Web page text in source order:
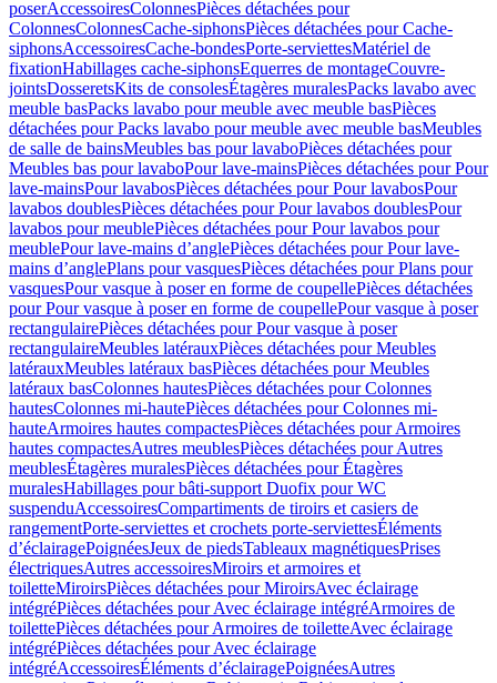
poserAccessoiresColonnesPièces détachées pour
ColonnesColonnesCache-siphonsPièces détachées pour Cache-
siphonsAccessoiresCache-bondesPorte-serviettesMatériel de
fixationHabillages cache-siphonsEquerres de montageCouvre-
jointsDosseretsKits de consolesÉtagères muralesPacks lavabo avec
meuble basPacks lavabo pour meuble avec meuble basPièces
détachées pour Packs lavabo pour meuble avec meuble basMeubles
de salle de bainsMeubles bas pour lavaboPièces détachées pour
Meubles bas pour lavaboPour lave-mainsPièces détachées pour Pour
lave-mainsPour lavabosPièces détachées pour Pour lavabosPour
lavabos doublesPièces détachées pour Pour lavabos doublesPour
lavabos pour meublePièces détachées pour Pour lavabos pour
meublePour lave-mains d’anglePièces détachées pour Pour lave-
mains d’anglePlans pour vasquesPièces détachées pour Plans pour
vasquesPour vasque à poser en forme de coupellePièces détachées
pour Pour vasque à poser en forme de coupellePour vasque à poser
rectangulairePièces détachées pour Pour vasque à poser
rectangulaireMeubles latérauxPièces détachées pour Meubles
latérauxMeubles latéraux basPièces détachées pour Meubles
latéraux basColonnes hautesPièces détachées pour Colonnes
hautesColonnes mi-hautePièces détachées pour Colonnes mi-
hauteArmoires hautes compactesPièces détachées pour Armoires
hautes compactesAutres meublesPièces détachées pour Autres
meublesÉtagères muralesPièces détachées pour Étagères
muralesHabillages pour bâti-support Duofix pour WC
suspenduAccessoiresCompartiments de tiroirs et casiers de
rangementPorte-serviettes et crochets porte-serviettesÉléments
d’éclairagePoignéesJeux de piedsTableaux magnétiquesPrises
électriquesAutres accessoiresMiroirs et armoires et
toiletteMiroirsPièces détachées pour MiroirsAvec éclairage
intégréPièces détachées pour Avec éclairage intégréArmoires de
toilettePièces détachées pour Armoires de toiletteAvec éclairage
intégréPièces détachées pour Avec éclairage
intégréAccessoiresÉléments d’éclairagePoignéesAutres